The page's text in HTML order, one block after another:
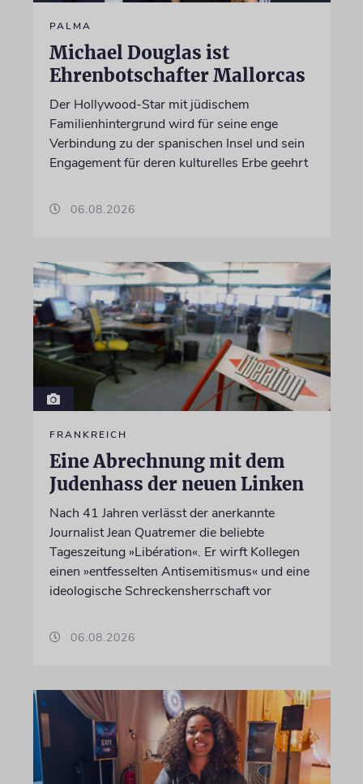
PALMA
Michael Douglas ist
Ehrenbotschafter Mallorcas
Der Hollywood-Star mit jüdischem
Familienhintergrund wird für seine enge
Verbindung zu der spanischen Insel und sein
Engagement für deren kulturelles Erbe geehrt
06.08.2026
FRANKREICH
Eine Abrechnung mit dem
Judenhass der neuen Linken
Nach 41 Jahren verlässt der anerkannte
Journalist Jean Quatremer die beliebte
Tageszeitung »Libération«. Er wirft Kollegen
einen »entfesselten Antisemitismus« und eine
ideologische Schreckensherrschaft vor
06.08.2026